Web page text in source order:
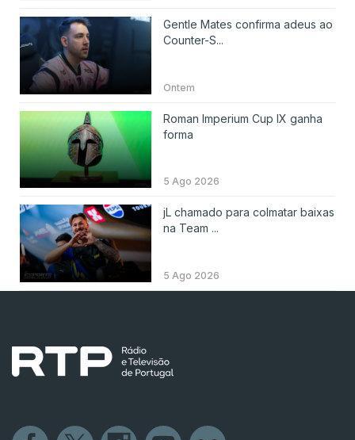
Gentle Mates confirma adeus ao
Counter-S...
Ontem
Roman Imperium Cup IX ganha
forma
5 Ago 2026
jL chamado para colmatar baixas
na Team ...
5 Ago 2026